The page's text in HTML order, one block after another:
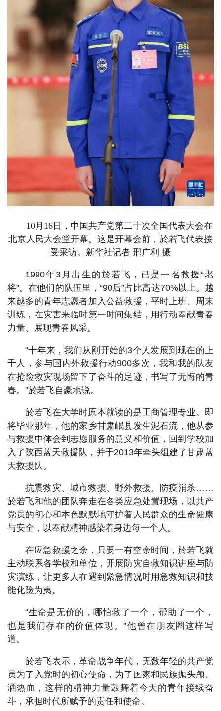
10月16日，中国共产党第二十次全国代表大会在
北京人民大会堂开幕。这是开幕会前，於若飞代表接
受采访。新华社记者 邢广利 摄
1990年3月出生的於若飞，已是一名救援“老
将”。在他们的队伍里，“90后”占比高达70%以上。越
来越多的青年志愿者加入公益救援，平时上班、周末
训练，在灾害来临时第一时间集结，用行动奉献青春
力量、展现青春风采。
“十年来，我们从刚开始的3个人发展到现在的上
千人，参与国内外救援行动900多次，我和我的队友
在抢险救灾现场留下了奋斗的足迹，书写了无悔的青
春。”於若飞自豪地说。
於若飞在大学时原本就读的是工商管理专业。即
将毕业那年，他的家乡甘肃岷县发生泥石流，他从参
与救援中体会到志愿服务的意义和价值，回到学校加
入了陕西蓝天救援队，并于2013年牵头组建了甘肃蓝
天救援队。
抗震救灾、城市救援、野外救援、防疫消杀……
於若飞和他的团队奔走在各类应急处置现场，以共产
党员的初心和本色默默地守护着人民群众的生命健康
与安全，以奉献精神感染着身边每一个人。
在应急救援之余，只要一有空余时间，於若飞就
主动联系各学校和单位，开展防灾自救知识讲座与防
灾演练，让更多人在遇到紧急情况时用急救知识和技
能化险为夷。
“生命是无价的，哪怕救了一个，帮助了一个，
也是我们存在的价值体现。”他曾在朋友圈这样写
道。
於若飞表示，革命战争年代，无数年轻的共产党
员为了入党时的初心使命，为了国家和民族抛头颅、
洒热血，这样的精神力量鼓舞着今天的青年接续奋
斗，承担时代所赋予的责任和使命。